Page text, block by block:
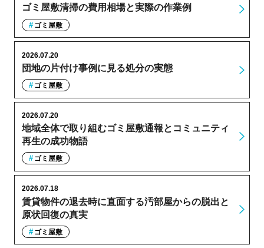
ゴミ屋敷清掃の費用相場と実際の作業例
ゴミ屋敷
団地の片付け事例に見る処分の実態
2026.07.20
ゴミ屋敷
地域全体で取り組むゴミ屋敷通報とコミュニティ
再生の成功物語
2026.07.20
ゴミ屋敷
賃貸物件の退去時に直面する汚部屋からの脱出と
原状回復の真実
2026.07.18
ゴミ屋敷